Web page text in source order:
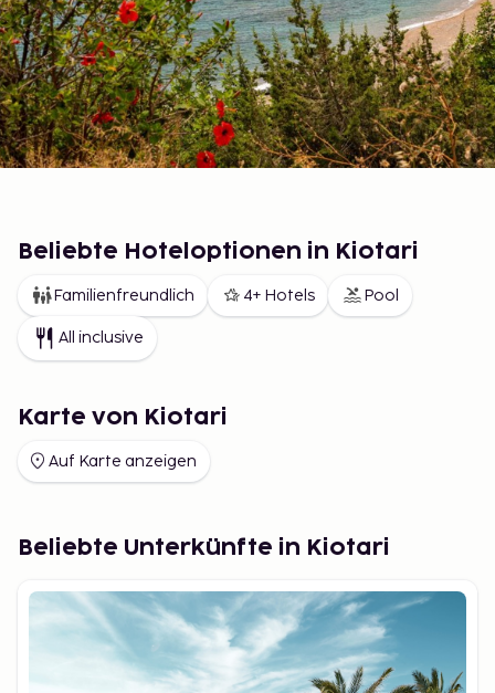
Beliebte Hoteloptionen in Kiotari
Familienfreundlich 4+ Hotels Pool
All inclusive
Karte von Kiotari
Auf Karte anzeigen
Beliebte Unterkünfte in Kiotari